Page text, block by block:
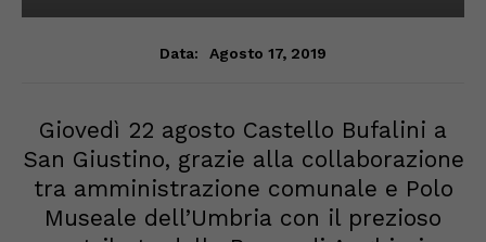
Data: Agosto 17, 2019
Giovedì 22 agosto Castello Bufalini a
San Giustino, grazie alla collaborazione
tra amministrazione comunale e Polo
Museale dell’Umbria con il prezioso